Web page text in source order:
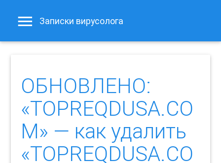
Записки вирусолога
ОБНОВЛЕНО:
«TOPREQDUSA.CO
M» — как удалить
«TOPREQDUSA.CO